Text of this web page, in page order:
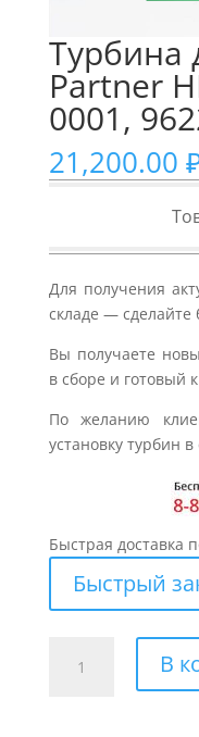
Турбина
Partner
0001,
21,200.00
Для получения
складе — сделайте
Вы получаете
в сборе и готовый
По желанию
установку турбин
Быстрая доставка
Быстрый
товара
В